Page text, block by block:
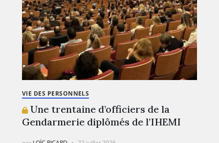
VIE DES PERSONNELS
Une trentaine d’officiers de la
Gendarmerie diplômés de l’IHEMI